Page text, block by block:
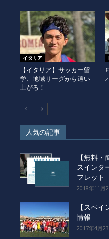
イタリア
【イタリア】サッカー留
学、地域リーグから這い
上がる！
人気の記事
【無料・
スインタ
フレット
2018年11月
【スペ
情報
2017年4月23